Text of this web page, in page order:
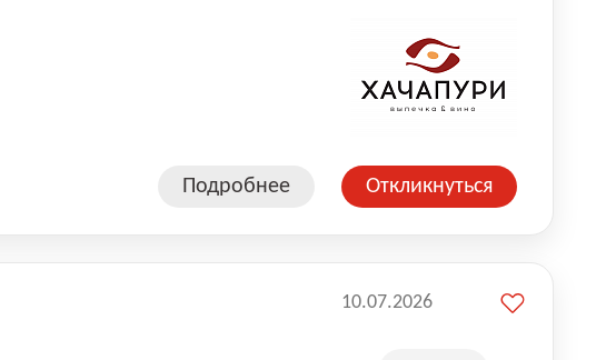
Подробнее Откликнуться
10.07.2026